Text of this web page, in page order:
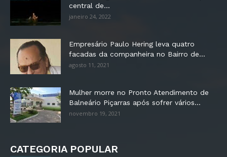
central de...
janeiro 24, 2022
Empresário Paulo Hering leva quatro
facadas da companheira no Bairro de...
agosto 11, 2021
Mulher morre no Pronto Atendimento de
Balneário Piçarras após sofrer vários...
novembro 19, 2021
CATEGORIA POPULAR